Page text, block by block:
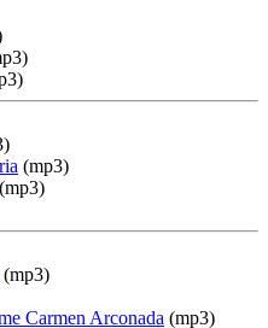
(mp3)
(mp3)
(mp3)
Carmen Arconada (mp3)